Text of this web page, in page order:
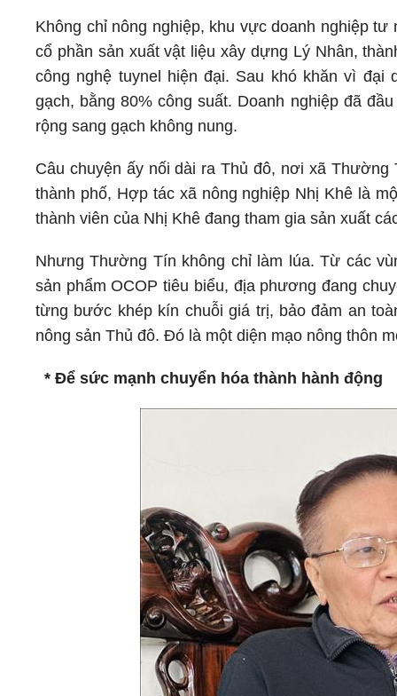
Không chỉ nông nghiệp, khu vực doanh nghiệp
cổ phần sản xuất vật liệu xây dựng Lý Nhân,
công nghệ tuynel hiện đại. Sau khó khăn vì
gạch, bằng 80% công suất. Doanh nghiệp đã
rộng sang gạch không nung.
Câu chuyện ấy nối dài ra Thủ đô, nơi xã
thành phố, Hợp tác xã nông nghiệp Nhị Khê là
thành viên của Nhị Khê đang tham gia sản xuất
Nhưng Thường Tín không chỉ làm lúa. Từ các
sản phẩm OCOP tiêu biểu, địa phương đang
từng bước khép kín chuỗi giá trị, bảo đảm an
nông sản Thủ đô. Đó là một diện mạo nông thôn
* Để sức mạnh chuyển hóa thành hành động